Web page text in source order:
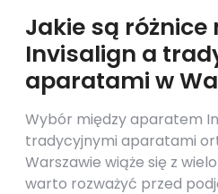
Jakie są różnice
Invisalign a
aparatami w
Wybór między aparatem
tradycyjnymi aparatami
Warszawie wiąże się z
warto rozważyć przed